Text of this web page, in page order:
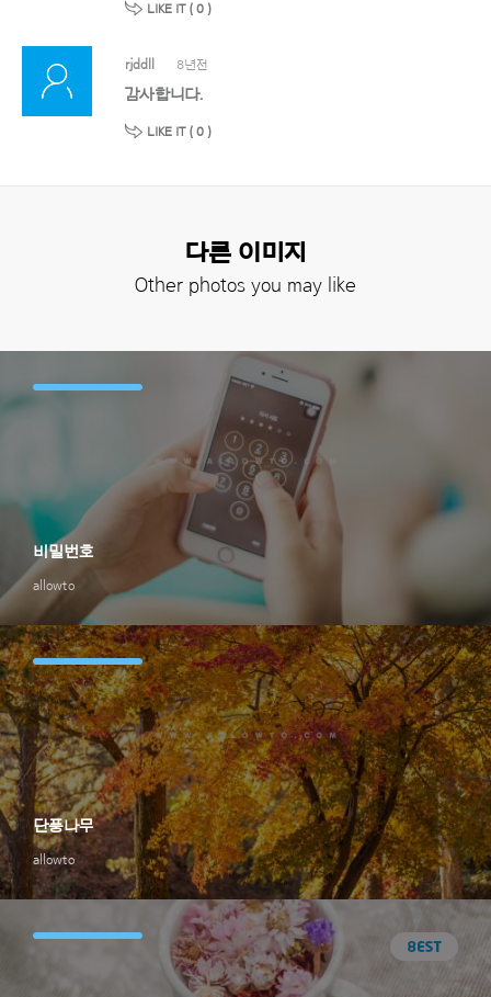
LIKE IT ( 0 )
rjddll 8년전
감사합니다.
LIKE IT ( 0 )
다른 이미지
Other photos you may like
allowto
비밀번호
allowto
단풍나무